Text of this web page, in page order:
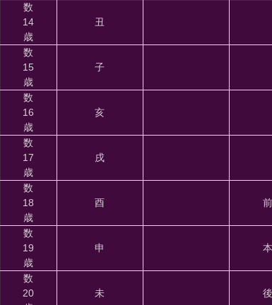
数
14
歳
丑
数
15
歳
子
数
16
歳
亥
数
17
歳
戌
数
18
歳
酉
数
19
歳
申
数
20
未